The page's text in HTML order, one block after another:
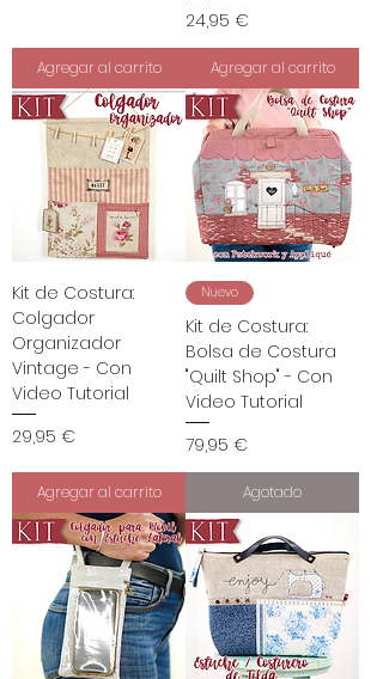
Agregar al carrito
Precio
24,95 €
Agregar al carrito
Kit de Costura:
Colgador
Organizador
Vintage - Con
Video Tutorial
Precio
29,95 €
Agregar al carrito
Nuevo
Kit de Costura:
Bolsa de Costura
"Quilt Shop" - Con
Video Tutorial
Precio
79,95 €
Agotado